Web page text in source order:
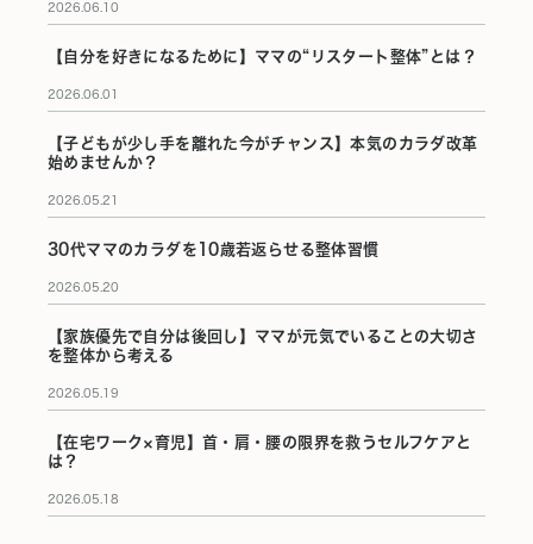
2026.06.10
【自分を好きになるために】ママの“リスタート整体”とは？
2026.06.01
【子どもが少し手を離れた今がチャンス】本気のカラダ改革
始めませんか？
2026.05.21
30代ママのカラダを10歳若返らせる整体習慣
2026.05.20
【家族優先で自分は後回し】ママが元気でいることの大切さ
を整体から考える
2026.05.19
【在宅ワーク×育児】首・肩・腰の限界を救うセルフケアと
は？
2026.05.18